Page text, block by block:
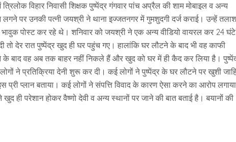
विहार निवासी शिक्षक पुष्पेंद्र गंगवार पांच अप्रैल की शाम मोबाइल व अन्य
पर उनकी पत्नी जयश्री ने थाना इज्जतनगर में गुमशुदगी दर्ज कराई। उन्हें
पोस्ट कर रहे थे। शनिवार को जयश्री ने एक अन्य वीडियो वायरल कर 24
तो देर रात पुष्पेंद्र खुद ही घर पहुंच गए। हालांकि घर लौटने के बाद भी वह काफी
के बाद वह अब तक बाहर नहीं निकले हैं और खुद को घर में ही कैद कर लिया है।
ने प्रतिक्रिया देनी शुरू कर दी। कई लोगों ने पुष्पेंद्र के घर लौटने पर खुशी
प्लान बताया। कई लोगों ने संपत्ति विवाद के कारण ऐसा करने का आरोप
ही परेशान होकर वैष्णो देवी व अन्य स्थानों पर जाने की बात बताई है। बयानों की